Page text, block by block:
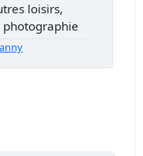
loisirs,